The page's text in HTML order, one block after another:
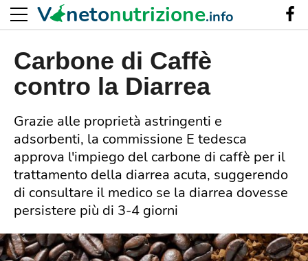
Carbone di Caffè
contro la Diarrea
Grazie alle proprietà astringenti e
adsorbenti, la commissione E tedesca
approva l'impiego del carbone di caffè per il
trattamento della diarrea acuta, suggerendo
di consultare il medico se la diarrea dovesse
persistere più di 3-4 giorni
V netonutrizione.info